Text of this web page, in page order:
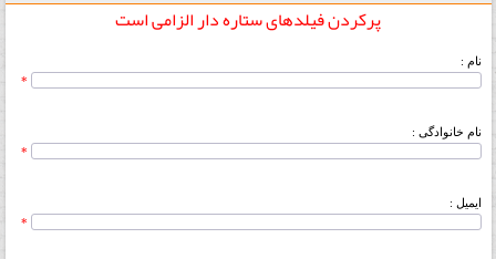
پرکردن فیلدهای ستاره دار الزامی است
نام :
*
نام خانوادگی :
*
ایمیل :
*